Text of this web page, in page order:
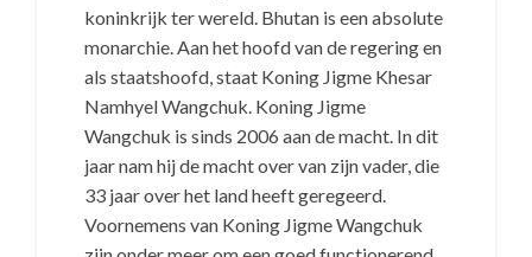
koninkrijk ter wereld. Bhutan is een absolute
monarchie. Aan het hoofd van de regering en
als staatshoofd, staat Koning Jigme Khesar
Namhyel Wangchuk. Koning Jigme
Wangchuk is sinds 2006 aan de macht. In dit
jaar nam hij de macht over van zijn vader, die
33 jaar over het land heeft geregeerd.
Voornemens van Koning Jigme Wangchuk